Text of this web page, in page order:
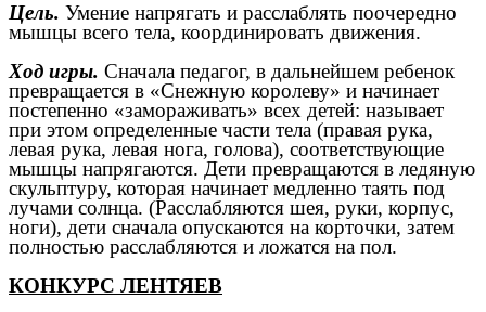
Цель. Умение напрягать и расслаблять поочередно
мышцы всего тела, координировать движения.
Ход игры. Сначала педагог, в дальнейшем ребенок
превращается в «Снежную королеву» и начинает
постепенно «замораживать» всех детей: называет
при этом определенные части тела (правая рука,
левая рука, левая нога, голова), соответствующие
мышцы напрягаются. Дети превращаются в ледяную
скульптуру, которая начинает медленно таять под
лучами солнца. (Расслабляются шея, руки, корпус,
ноги), дети сначала опускаются на корточки, затем
полностью расслабляются и ложатся на пол.
КОНКУРС ЛЕНТЯЕВ